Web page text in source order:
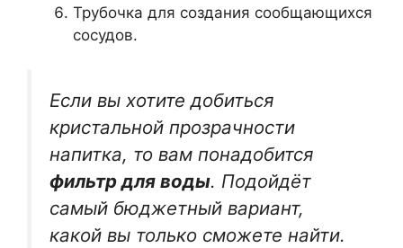
Трубочка для создания сообщающихся
сосудов.
Если вы хотите добиться
кристальной прозрачности
напитка, то вам понадобится
фильтр для воды. Подойдёт
самый бюджетный вариант,
какой вы только сможете найти.